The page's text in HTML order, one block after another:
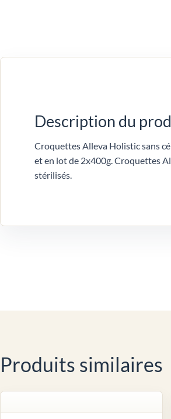
Description du
Croquettes Alleva Holistic sans
et en lot de 2x400g. Croquettes
stérilisés.
Produits similaires